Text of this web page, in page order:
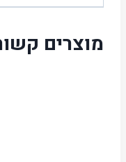
מוצרים